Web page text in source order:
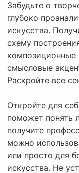
Забудьте о
глубоко
искусства.
схему
смысловые
Раскройте все
Откройте для
поможет понять
получите
можно
или просто для
искусства. Не